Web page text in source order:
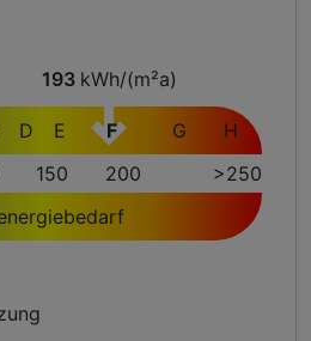
D E F G H
193 kWh/(m²a)
150 200
>250